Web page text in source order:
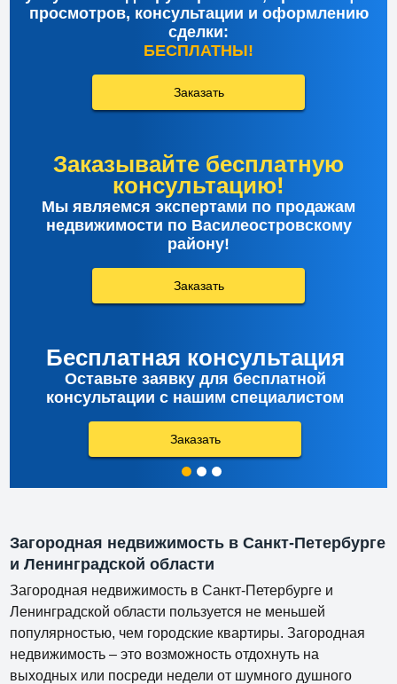
просмотров, консультации и оформлению
сделки:
БЕСПЛАТНЫ!
Заказать
Заказывайте бесплатную
консультацию!
Мы являемся экспертами по продажам
недвижимости по Василеостровскому
району!
Заказать
Бесплатная консультация
Оставьте заявку для бесплатной
консультации с нашим специалистом
Заказать
Загородная недвижимость в Санкт-Петербурге
и Ленинградской области
Загородная недвижимость в Санкт-Петербурге и
Ленинградской области пользуется не меньшей
популярностью, чем городские квартиры. Загородная
недвижимость – это возможность отдохнуть на
выходных или посреди недели от шумного душного